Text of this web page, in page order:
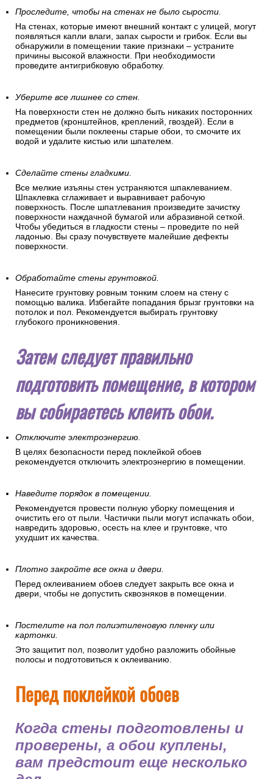
Проследите, чтобы на стенах не было сырости.
На стенах, которые имеют внешний контакт с улицей, могут
появляться капли влаги, запах сырости и грибок. Если вы
обнаружили в помещении такие признаки – устраните
причины высокой влажности. При необходимости
проведите антигрибковую обработку.
Уберите все лишнее со стен.
На поверхности стен не должно быть никаких посторонних
предметов (кронштейнов, креплений, гвоздей). Если в
помещении были поклеены старые обои, то смочите их
водой и удалите кистью или шпателем.
Сделайте стены гладкими.
Все мелкие изъяны стен устраняются шпаклеванием.
Шпаклевка сглаживает и выравнивает рабочую
поверхность. После шпатлевания произведите зачистку
поверхности наждачной бумагой или абразивной сеткой.
Чтобы убедиться в гладкости стены – проведите по ней
ладонью. Вы сразу почувствуете малейшие дефекты
поверхности.
Обработайте стены грунтовкой.
Нанесите грунтовку ровным тонким слоем на стену с
помощью валика. Избегайте попадания брызг грунтовки на
потолок и пол. Рекомендуется выбирать грунтовку
глубокого проникновения.
Затем следует правильно
подготовить помещение, в котором
вы собираетесь клеить обои.
Отключите электроэнергию.
В целях безопасности перед поклейкой обоев
рекомендуется отключить электроэнергию в помещении.
Наведите порядок в помещении.
Рекомендуется провести полную уборку помещения и
очистить его от пыли. Частички пыли могут испачкать обои,
навредить здоровью, осесть на клее и грунтовке, что
ухудшит их качества.
Плотно закройте все окна и двери.
Перед оклеиванием обоев следует закрыть все окна и
двери, чтобы не допустить сквозняков в помещении.
Постелите на пол полиэтиленовую пленку или
картонки.
Это защитит пол, позволит удобно разложить обойные
полосы и подготовиться к оклеиванию.
Перед поклейкой обоев
Когда стены подготовлены и
проверены, а обои куплены,
вам предстоит еще несколько